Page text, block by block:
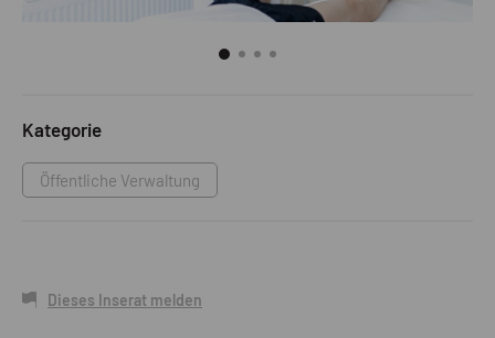
Kategorie
Öffentliche Verwaltung
Dieses Inserat melden